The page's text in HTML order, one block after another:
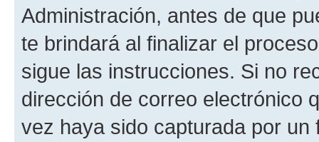
Administración, antes de que
te brindará al finalizar el
sigue las instrucciones. Si no
dirección de correo electrónico
vez haya sido capturada por